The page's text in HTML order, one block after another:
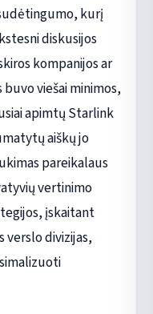
kurį
diskusijos
kompanijos ar
buvo viešai minimos,
apimtų Starlink
aiškų jo
pareikalaus
vertinimo
įskaitant
verslo divizijas,